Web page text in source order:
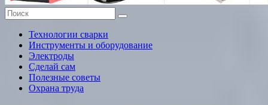
Технологии сварки
Инструменты и оборудование
Электроды
Сделай сам
Полезные советы
Охрана труда